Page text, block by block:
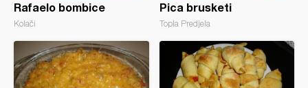
Rafaelo bombice
Kolači
Pica brusketi
Topla Predjela